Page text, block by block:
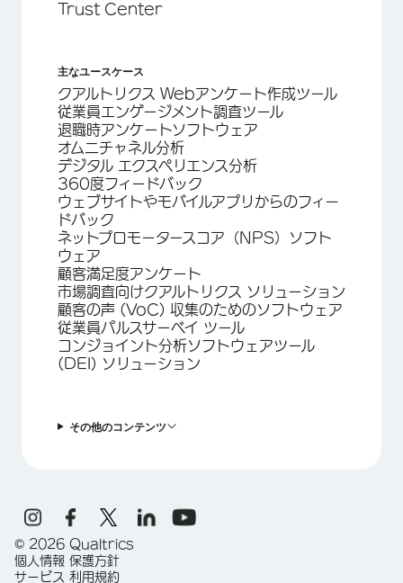
Trust Center
主なユースケース
クアルトリクス Webアンケート作成ツール
従業員エンゲージメント調査ツール
退職時アンケートソフトウェア
オムニチャネル分析
デジタル エクスペリエンス分析
360度フィードバック
ウェブサイトやモバイルアプリからのフィー
ドバック
ネットプロモータースコア（NPS）ソフト
ウェア
顧客満足度アンケート
市場調査向けクアルトリクス ソリューション
顧客の声 (VoC) 収集のためのソフトウェア
従業員パルスサーベイ ツール
コンジョイント分析ソフトウェアツール
(DEI) ソリューション
その他のコンテンツ
© 2026 Qualtrics
個人情報 保護方針
サービス 利用規約